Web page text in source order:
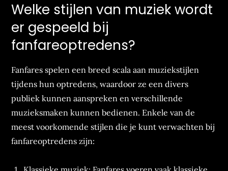
Welke stijlen van muziek wordt
er gespeeld bij
fanfareoptredens?
Fanfares spelen een breed scala aan muziekstijlen
tijdens hun optredens, waardoor ze een divers
publiek kunnen aanspreken en verschillende
muzieksmaken kunnen bedienen. Enkele van de
meest voorkomende stijlen die je kunt verwachten bij
fanfareoptredens zijn: